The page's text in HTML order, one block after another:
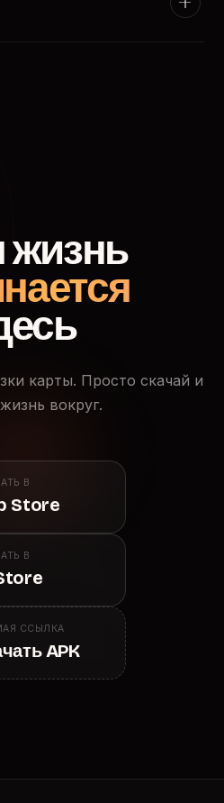
жизнь
карты. Просто скачай и
вокруг.
В
Store
В
ССЫЛКА
APK